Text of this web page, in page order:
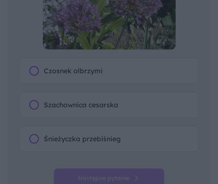
Czosnek olbrzymi
Szachownica cesarska
Śnieżyczka przebiśnieg
Następne pytanie